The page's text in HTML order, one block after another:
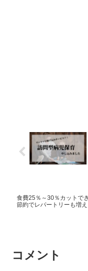
食費25％～30％カットで
節約でレパートリーも増
コメント